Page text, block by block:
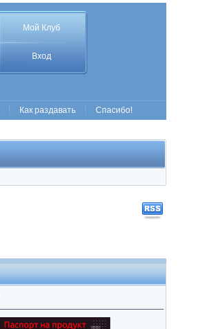
Мой Клуб
Вход
Как раздавать Спасибо!